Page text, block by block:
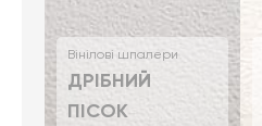
Вінілові шпалери
ДРІБНИЙ
ПІСОК